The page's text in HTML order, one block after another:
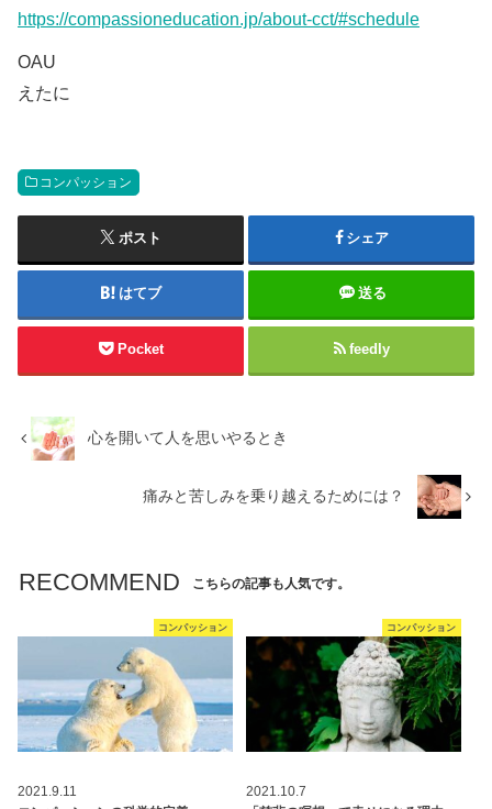
https://compassioneducation.jp/about-cct/#schedule
OAU
えたに
コンパッション
ポスト シェア
はてブ 送る
Pocket feedly
心を開いて人を思いやるとき
痛みと苦しみを乗り越えるためには？
RECOMMEND こちらの記事も人気です。
コンパッション
2021.9.11
コンパッション
2021.10.7